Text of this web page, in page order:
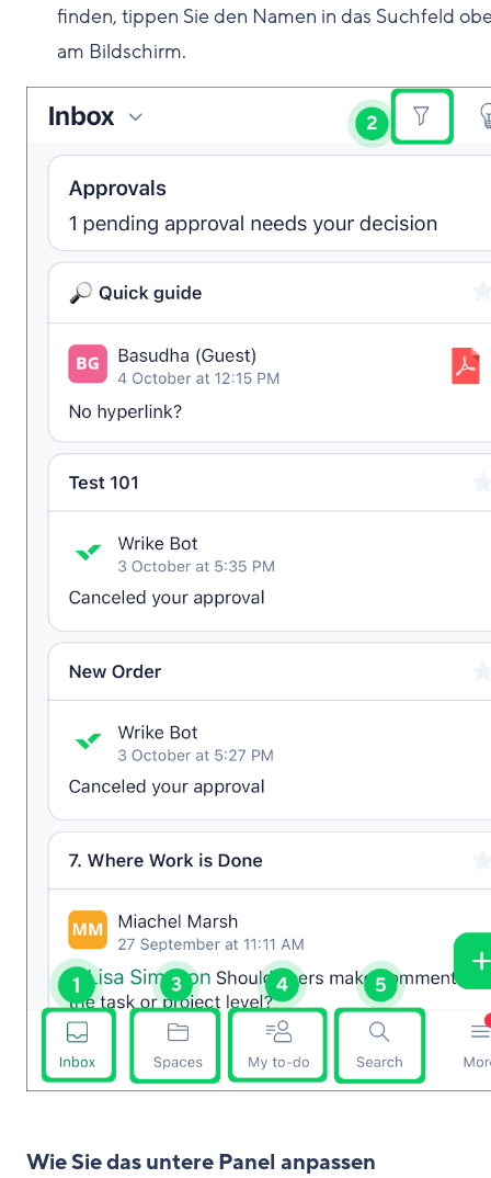
finden, tippen Sie den Namen in das Suchfeld
am Bildschirm.
Wie Sie das untere Panel anpassen